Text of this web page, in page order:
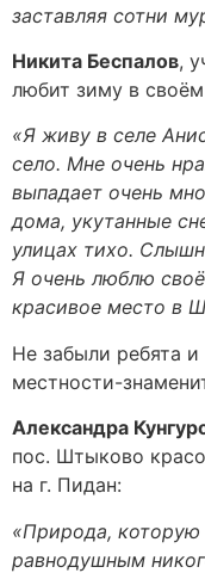
заставляя сотни
Никита Беспалов,
любит зиму в
«Я живу в селе
село. Мне очень
выпадает очень
дома, укутанные
улицах тихо.
Я очень люблю
красивое место в
Не забыли ребята
местности-
Александра
пос. Штыково
на г. Пидан:
«Природа, которую
равнодушным